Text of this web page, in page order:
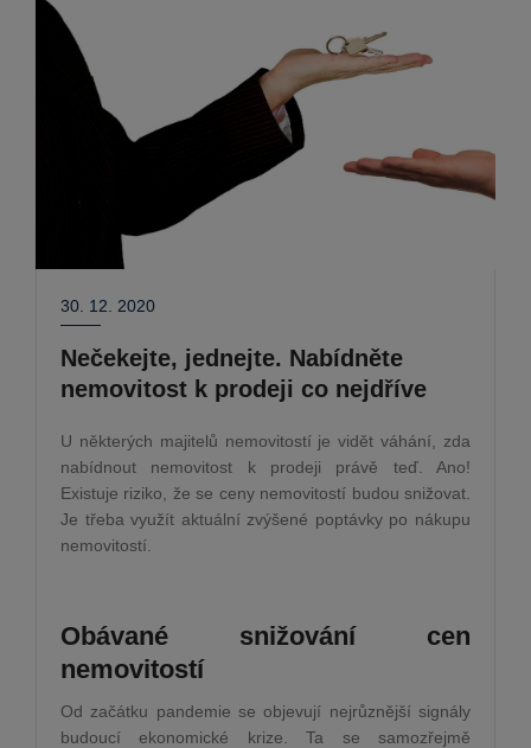
30. 12. 2020
Nečekejte, jednejte. Nabídněte
nemovitost k prodeji co nejdříve
U některých majitelů nemovitostí je vidět váhání, zda
nabídnout nemovitost k prodeji právě teď. Ano!
Existuje riziko, že se ceny nemovitostí budou snižovat.
Je třeba využít aktuální zvýšené poptávky po nákupu
nemovitostí.
Obávané snižování cen
nemovitostí
Od začátku pandemie se objevují nejrůznější signály
budoucí ekonomické krize. Ta se samozřejmě